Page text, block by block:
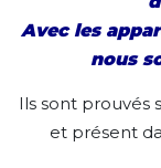
Avec les
nous
Ils sont prouvés
et présent